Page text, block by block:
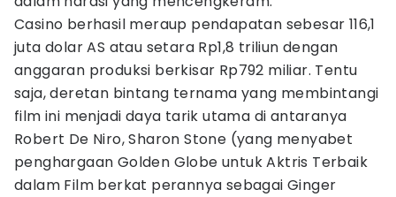
Casino berhasil meraup pendapatan sebesar 116,1
juta dolar AS atau setara Rp1,8 triliun dengan
anggaran produksi berkisar Rp792 miliar. Tentu
saja, deretan bintang ternama yang membintangi
film ini menjadi daya tarik utama di antaranya
Robert De Niro, Sharon Stone (yang menyabet
penghargaan Golden Globe untuk Aktris Terbaik
dalam Film berkat perannya sebagai Ginger